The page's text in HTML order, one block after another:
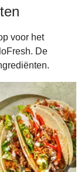
voor het
De